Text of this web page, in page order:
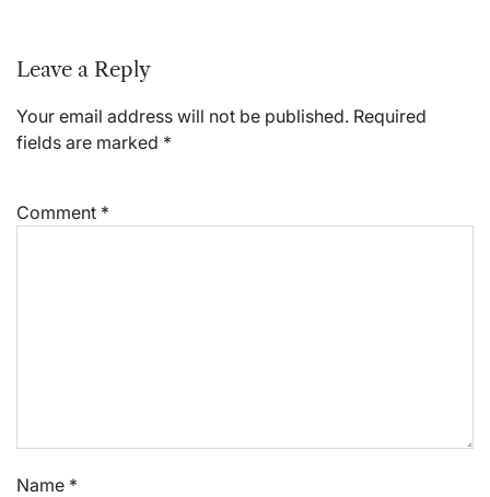
Leave a Reply
Your email address will not be published. Required
fields are marked *
Comment *
Name *